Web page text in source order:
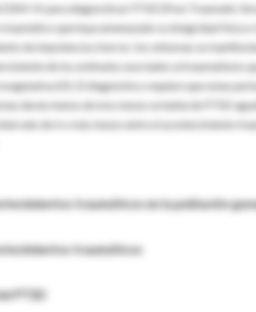
DSM-IV para diagnosticar PTSD (Post Traumatic
que haya amenazado su integridad física
de impotencia u horror; los síntomas se
de los estímulos asociados al traumatismo
(D). El diagnóstico requiere que estas
duran menos de tres meses se habla de PTSD
intervalo de 6 o más meses entre el acontecimiento
traumáticos en la población
traumáticos
PTSD